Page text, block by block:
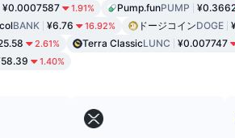
¥0.0007587 1.91% Pump.funPUMP
BANK ¥6.76 16.92% ドージコインDOGE
2.61% Terra ClassicLUNC ¥0.007747
1.40%